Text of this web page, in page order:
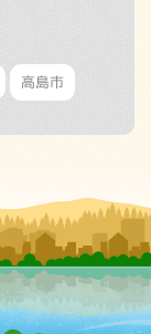
高島市